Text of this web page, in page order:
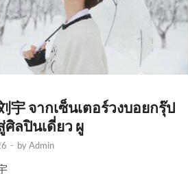
宇 จากเซ็นเตอร์วงบอยกรุ๊ป
ศิลปินเดี่ยว ผู
- byAdmin